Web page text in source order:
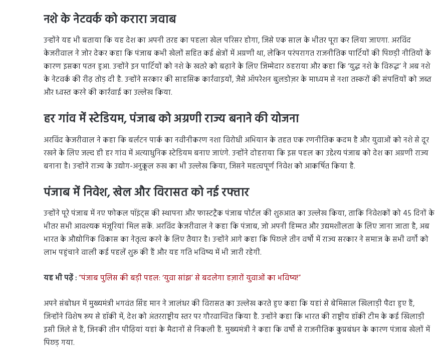
नशे के नेटवर्क को करारा जवाब
उन्होंने यह भी बताया कि यह देश का अपनी तरह का पहला खेल परिसर होगा, जिसे एक साल के भीतर पूरा कर लिया जाएगा. अरविंद
केजरीवाल ने जोर देकर कहा कि पंजाब कभी खेलों सहित कई क्षेत्रों में अग्रणी था, लेकिन परंपरागत राजनीतिक पार्टियों की पिछड़ी नीतियों के
कारण इसका पतन हुआ. उन्होंने इन पार्टियों को नशे के खतरे को बढ़ाने के लिए जिम्मेदार ठहराया और कहा कि ‘युद्ध नशे के विरुद्ध’ ने अब नशे
के नेटवर्क की रीढ़ तोड़ दी है. उन्होंने सरकार की साहसिक कार्रवाइयों, जैसे ऑपरेशन बुलडोज़र के माध्यम से नशा तस्करों की संपत्तियों को जब्त
और ध्वस्त करने की कार्रवाई का उल्लेख किया.
हर गांव में स्टेडियम, पंजाब को अग्रणी राज्य बनाने की योजना
अरविंद केजरीवाल ने कहा कि बर्लटन पार्क का नवीनीकरण नशा विरोधी अभियान के तहत एक रणनीतिक कदम है और युवाओं को नशे से दूर
रखने के लिए जल्द ही हर गांव में अत्याधुनिक स्टेडियम बनाए जाएंगे. उन्होंने दोहराया कि इस पहल का उद्देश्य पंजाब को देश का अग्रणी राज्य
बनाना है। उन्होंने राज्य के उद्योग-अनुकूल रुख का भी उल्लेख किया, जिसने महत्वपूर्ण निवेश को आकर्षित किया है.
पंजाब में निवेश, खेल और विरासत को नई रफ्तार
उन्होंने पूरे पंजाब में नए फोकल पॉइंट्स की स्थापना और फास्टट्रैक पंजाब पोर्टल की शुरुआत का उल्लेख किया, ताकि निवेशकों को 45 दिनों के
भीतर सभी आवश्यक मंजूरियां मिल सकें. अरविंद केजरीवाल ने कहा कि पंजाब, जो अपनी हिम्मत और उद्यमशीलता के लिए जाना जाता है, अब
भारत के औद्योगिक विकास का नेतृत्व करने के लिए तैयार है। उन्होंने आगे कहा कि पिछले तीन वर्षों में राज्य सरकार ने समाज के सभी वर्गों को
लाभ पहुंचाने वाली कई पहलें शुरू की हैं और यह गति भविष्य में भी जारी रहेगी.
यह भी पढ़ें :“पंजाब पुलिस की बड़ी पहल: ‘युवा सांझ’ से बदलेगा हज़ारों युवाओं का भविष्य!”
अपने संबोधन में मुख्यमंत्री भगवंत सिंह मान ने जालंधर की विरासत का उल्लेख करते हुए कहा कि यहां से बेमिसाल खिलाड़ी पैदा हुए हैं,
जिन्होंने विशेष रूप से हॉकी में, देश को अंतरराष्ट्रीय स्तर पर गौरवान्वित किया है. उन्होंने कहा कि भारत की राष्ट्रीय हॉकी टीम के कई खिलाड़ी
इसी जिले से हैं, जिनकी तीन पीढ़ियां यहां के मैदानों से निकली हैं. मुख्यमंत्री ने कहा कि वर्षों से राजनीतिक कुप्रबंधन के कारण पंजाब खेलों में
पिछड़ गया.